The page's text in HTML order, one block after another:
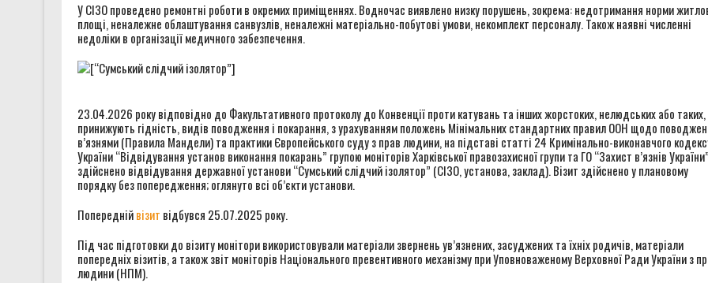
У СІЗО проведено ремонтні роботи в окремих приміщеннях. Водночас виявлено низку порушень, зокрема: недотримання норми
площі, неналежне облаштування санвузлів, неналежні матеріально-побутові умови, некомплект персоналу. Також наявні численні
недоліки в організації медичного забезпечення.
23.04.2026 року відповідно до Факультативного протоколу до Конвенції проти катувань та інших жорстоких, нелюдських або
принижують гідність, видів поводження і покарання, з урахуванням положень Мінімальних стандартних правил ООН щодо
в’язнями (Правила Мандели) та практики Європейського суду з прав людини, на підставі статті 24 Кримінально-виконавчого
України “Відвідування установ виконання покарань” групою моніторів Харківської правозахисної групи та ГО “Захист в’язнів України”
здійснено відвідування державної установи “Сумський слідчий ізолятор” (СІЗО, установа, заклад). Візит здійснено у плановому
порядку без попередження; оглянуто всі об’єкти установи.
Попереднійвізит відбувся 25.07.2025 року.
Під час підготовки до візиту монітори використовували матеріали звернень ув’язнених, засуджених та їхніх родичів, матеріали
попередніх візитів, а також звіт моніторів Національного превентивного механізму при Уповноваженому Верховної Ради України з
людини (НПМ).